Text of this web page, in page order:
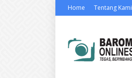
Home Tentang Kami